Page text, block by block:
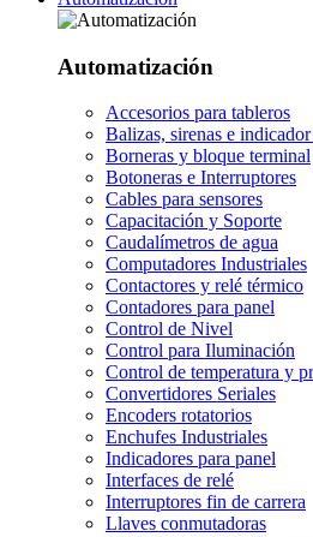
Automatización
Accesorios para tableros
Balizas, sirenas e
Borneras y bloque terminal
Botoneras e Interruptores
Cables para sensores
Capacitación y Soporte
Caudalímetros de agua
Computadores Industriales
Contactores y relé térmico
Contadores para panel
Control de Nivel
Control para Iluminación
Control de temperatura y
Convertidores Seriales
Encoders rotatorios
Enchufes Industriales
Indicadores para panel
Interfaces de relé
Interruptores fin de carrera
Llaves conmutadoras